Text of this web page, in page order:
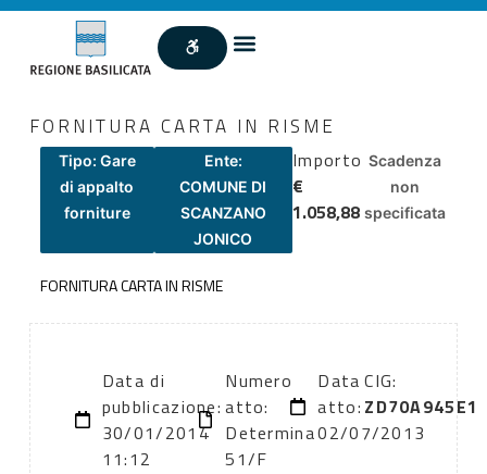
FORNITURA CARTA IN RISME
Tipo: Gare
di appalto
forniture
Ente:
COMUNE DI
SCANZANO
JONICO
Importo
€
1.058,88
Scadenza
non
specificata
FORNITURA CARTA IN RISME
Data di
pubblicazione:
30/01/2014
11:12
Numero
atto:
Determina
51/F
Data
atto:
02/07/2013
CIG:
ZD70A945E1